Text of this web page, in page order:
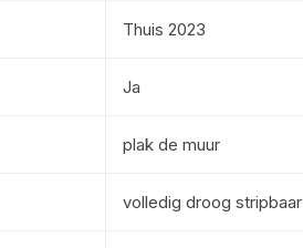
Thuis 2023
Ja
plak de muur
volledig droog stripbaar